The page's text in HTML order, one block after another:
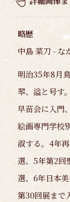
略歴
中島 菜刀 - な
明治35年8月
翆、溢と号す
早苗会に入門
絵画専門学校
淑する。4年
選、5年第2回
選、6年日本
第30回展まで